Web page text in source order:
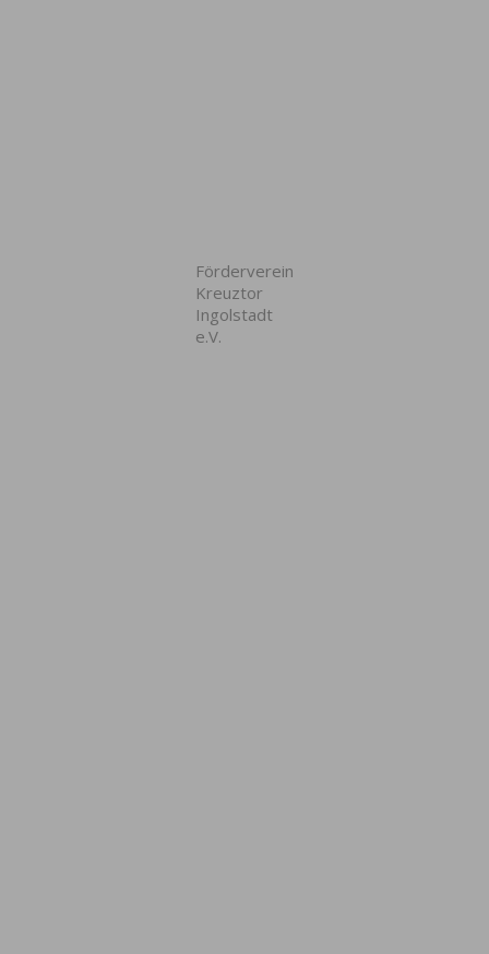
Förderverein
Kreuztor
Ingolstadt
e.V.